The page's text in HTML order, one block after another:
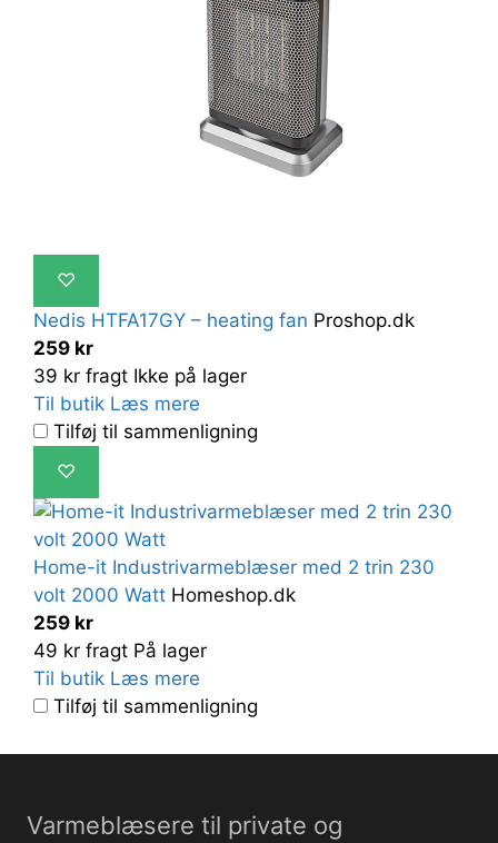
♡
Nedis HTFA17GY – heating fan Proshop.dk
259 kr
39 kr fragt Ikke på lager
Til butik Læs mere
Tilføj til sammenligning
♡
Home-it Industrivarmeblæser med 2 trin 230
volt 2000 Watt Homeshop.dk
259 kr
49 kr fragt På lager
Til butik Læs mere
Tilføj til sammenligning
Varmeblæsere til private og